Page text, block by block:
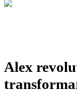
Alex